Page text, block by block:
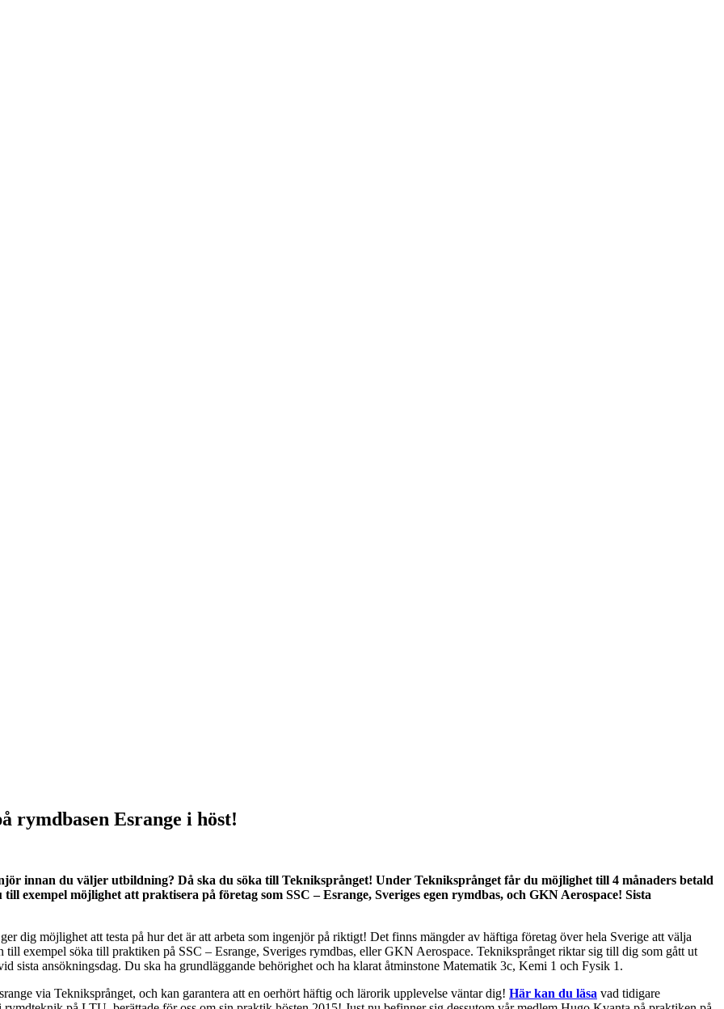
rymdbasen Esrange i höst!
innan du väljer utbildning? Då ska du söka till Tekniksprånget! Under Tekniksprånget får du möjlighet till 4 månaders betald
exempel möjlighet att praktisera på företag som SSC – Esrange, Sveriges egen rymdbas, och GKN Aerospace! Sista
dig möjlighet att testa på hur det är att arbeta som ingenjör på riktigt! Det finns mängder av häftiga företag över hela Sverige att välja
till exempel söka till praktiken på SSC – Esrange, Sveriges rymdbas, eller GKN Aerospace. Tekniksprånget riktar sig till dig som gått ut
sista ansökningsdag. Du ska ha grundläggande behörighet och ha klarat åtminstone Matematik 3c, Kemi 1 och Fysik 1.
via Tekniksprånget, och kan garantera att en oerhört häftig och lärorik upplevelse väntar dig! Här kan du läsa vad tidigare